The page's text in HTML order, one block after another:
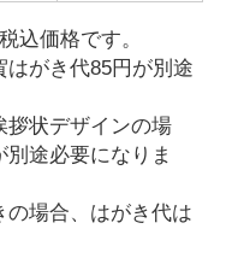
込価格です。
がき代85円が別途
状デザインの場
途必要になりま
場合、はがき代は